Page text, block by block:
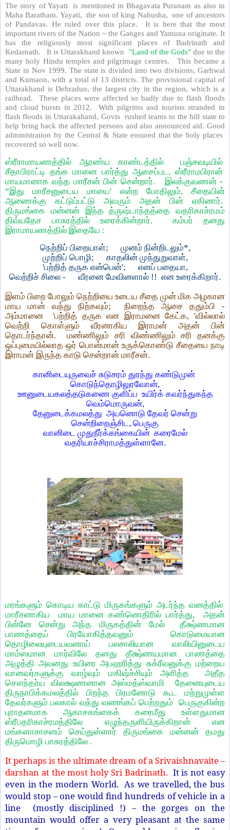
The story of Yayati is mentioned in Bhagavata Puranam as also in
Maha Baratham. Yayati, the son of king Nahusha, one of ancestors
of Pandavas. He ruled over this place. It is here that the most
important rivers of the Nation ~ the Ganges and Yamuna originate. It
has the religiously most significant places of Badrinath and
Kedarnath. It is Uttarakhand known "Land of the Gods" due to the
many holy Hindu temples and pilgrimage centres. This became a
State in Nov 1999. The state is divided into two divisions, Garhwal
and Kumaon, with a total of 13 districts. The provisional capital of
Uttarakhand is Dehradun, the largest city in the region, which is a
railhead. These places were affected so badly due to flash floods
and cloud bursts in 2012. With pilgrims and tourists stranded in
flash floods in Uttarakahand, Govts rushed teams to the hill state to
help bring back the affected persons and also announced aid. Good
administration by the Central & State ensured that the holy places
recovered so well now.
ஸ்ரீராமாயணத்தில் ஆரண்ய காண்டத்தில் பஞ்சவடியில்
சீதாபிராட்டி தங்க மானை பார்த்து ஆசைப்பட, ஸ்ரீராமபிரான்
மாயமானாக வந்த மாரீசன் பின் சென்றார். இலக்குவணன் -
“இது மாரீசனுடைய மாயை' என்ற போதிலும், சீதையின்
ஆணைக்கு கட்டுப்பட்டு அவரும் அதன் பின் ஏகினார்.
திருமங்கை மன்னன் இந்த த்ருஷ்டாந்தத்தை வதரிகாச்ரமம்
திவ்யதேச பாசுரத்தில் உரைக்கின்றார். கம்பர் தனது
இராமாயணத்தில் இதையே :
நெற்றிப் பிறையாள்; முனம் நின்றிடலும்*,
முற்றிப் பொழி; காதலின் முந்துறுவாள்,
'பற்றித் தருக என்பென்'; எனப் பதையா,
வெற்றிச் சிலை - வீரனை மேவினளால் !! என உரைக்கிறார்.
இளம் பிறை போலும் நெற்றியை உடைய சீதை முன் மிக அழகான
மாய மான் வந்து நிற்கவும்; நிறைந்த ஆசை ததும்பி -
அம்மானை 'பற்றித் தருக என இராமனை கேட்க, 'வில்லால்
வெற்றி கொள்ளும் வீரனாகிய இராமன் அதன் பின்
தொடர்ந்தான். மண்ணிலும் சரி விண்ணிலும் சரி தனக்கு
ஒப்புமையில்லாத ஒர் பொன்மான் உருக்கொண்டு சீதையை நாடி
இராமன் இருந்த காடு சென்றான் மாரீசன்.
கானிடையுருவைச் சுடுசரம் துரந்து கண்டுமுன்
கொடுந்தொழிலுரவோன்,
ஊனுடையகலத்தடுகணை குளிப்ப உயிர்க் கவர்ந்துகந்த
வெம்மொருவன்,
தேனுடைக்கமலத்து அயனொடு தேவர் சென்று
சென்றிறைஞ்சிட, பெருகு
வானிடை முதுநீர்க்கங்கையின் கரைமேல்
வதரியாச்சிராமத்துள்ளானே.
மரங்களும் கொடிய காட்டு மிருகங்களும் அடர்ந்த வனத்தில்
மாரீசனாகிய மாய மானை கண்ணெதிரில் பார்த்து, அதன்
பின்னே சென்று அந்த மிருகத்தின் மேல் தீக்ஷ்ணமான
பாணத்தைப் பிரயோகித்தவனும் கொடுமையான
தொழிலையுடையவனாய் பலசாலியான வாலியினுடைய
மாம்ஸமான மார்விலே தனது தீக்ஷ்ணயமான பாணத்தை
அழுத்தி அவனது உயிரை அபஹரித்து சுக்ரீவனுக்கு மற்றைய
வானவர்களுக்கு வாழ்வும் மகிஷ்ச்சியும் அளித்த அதீத
சௌந்தர்ய விலக்ஷணனான அஸ்மத்ஸ்வாமி தேனையுடைய
திருநாபிக்கமலத்தில் பிறந்த பிரமனோடு கூட மற்றுமுள்ள
தேவர்களும் பலகால் வந்து வணங்கப் பெற்றதும் பெருகுகின்ற
புராதனமாக ஆகாசகங்கைக் கரைமீது உள்ளதுமான
ஸ்ரீபதரிகாச்ரமத்திலே எழுந்தருளியிருக்கிறான் என
மங்களாசாசனம் செய்துள்ளார் திருமங்கை மன்னன் தமது
திருமொழி பாசுரத்திலே .
It perhaps is the ultimate dream of a Srivaishnavaite –
darshan at the most holy Sri Badrinath. It is not easy
even in the modern World. As we travelled, the bus
would stop – one would find hundreds of vehicle in a
line (mostly disciplined !) – the gorges on the
mountain would offer a very pleasant at the same